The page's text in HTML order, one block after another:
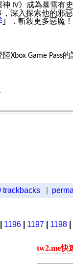
神 IV》成為暴雪有
深入探索他的邪
」 ，斬殺更多惡魔
陸Xbox Game Pass的
trackbacks
1196| 1197| 1198|